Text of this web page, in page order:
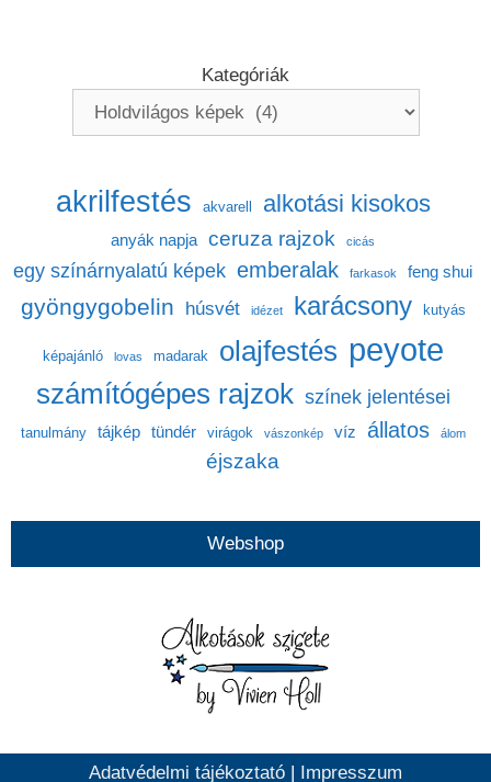
Kategóriák
akrilfestés akvarell alkotási kisokos
anyák napja ceruza rajzok cicás
egy színárnyalatú képek emberalak farkasok feng shui
gyöngygobelin húsvét idézet karácsony kutyás
képajánló lovas madarak olajfestés peyote
számítógépes rajzok színek jelentései
tanulmány tájkép tündér virágok vászonkép víz állatos álom
éjszaka
Webshop
Adatvédelmi tájékoztató | Impresszum